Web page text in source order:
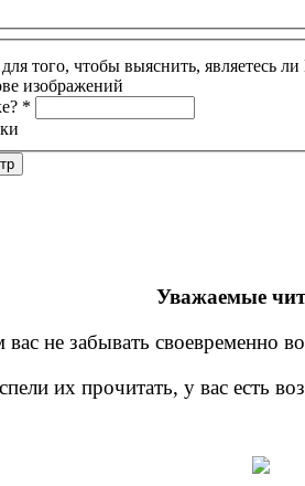
того, чтобы выяснить, являетесь
*
Уважаемые
не забывать своевременно
их прочитать, у вас есть